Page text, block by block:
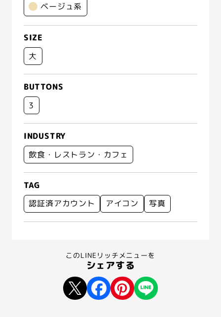
ベージュ系
SIZE
大
BUTTONS
3
INDUSTRY
飲食・レストラン・カフェ
TAG
認証済アカウント
アイコン 写真
このLINEリッチメニューを
シェアする